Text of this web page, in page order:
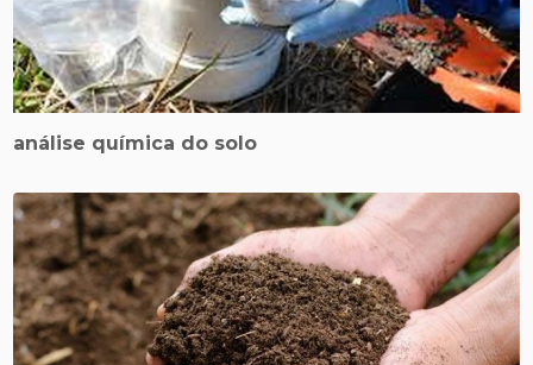
análise química do solo